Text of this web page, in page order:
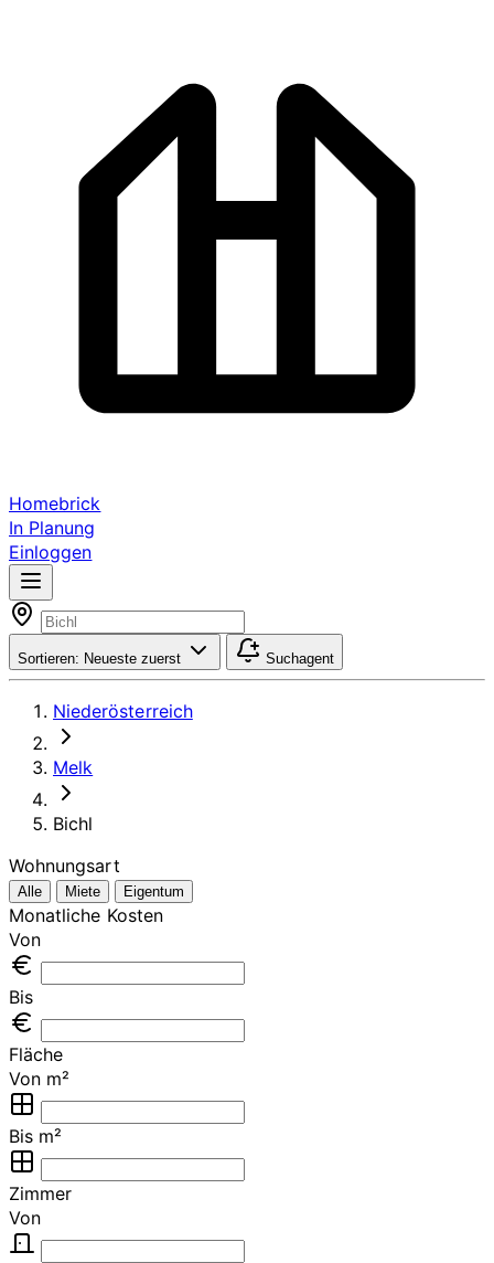
Homebrick
In Planung
Einloggen
Sortieren: Neueste zuerst Suchagent
Niederösterreich
Melk
Bichl
Wohnungsart
Alle Miete Eigentum
Monatliche Kosten
Von
Bis
Fläche
Von m²
Bis m²
Zimmer
Von